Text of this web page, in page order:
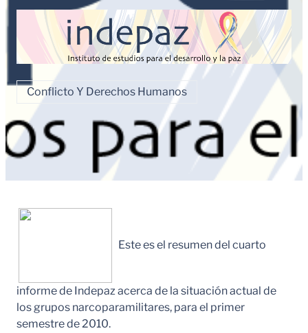
Conflicto Y Derechos Humanos
Este es el resumen del cuarto
informe de Indepaz acerca de la situación actual de
los grupos narcoparamilitares, para el primer
semestre de 2010.